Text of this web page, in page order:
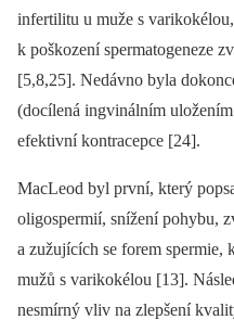
infertilitu u muže s
k poškození spermatogeneze
[5,8,25]. Nedávno byla
(docílená ingvinálním
efektivní kontracepce [24].
MacLeod byl první, který
oligospermií, snížení pohybu,
a zužujících se forem spermie,
mužů s varikokélou [13].
nesmírný vliv na zlepšení